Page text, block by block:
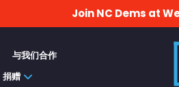
Join NC Dems at
与我们合作
捐赠